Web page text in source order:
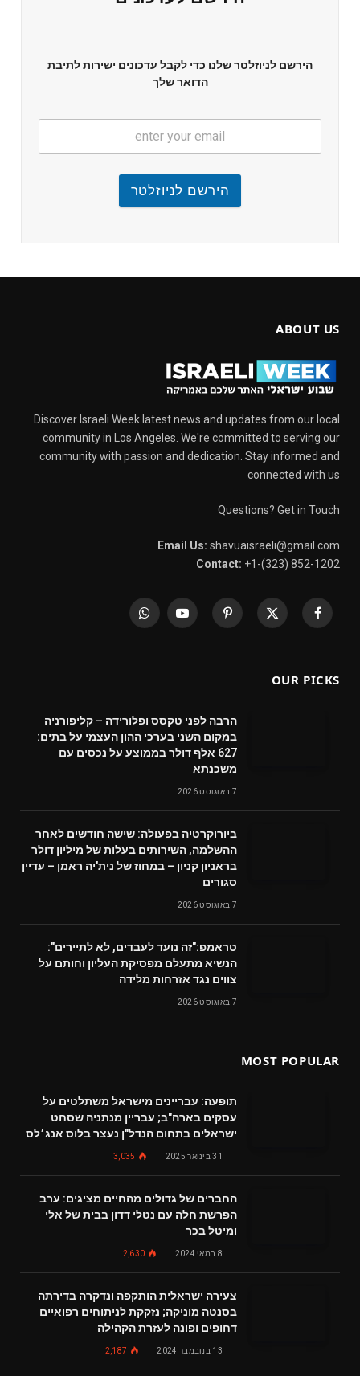
הירשם לניוזלטר שלנו כדי לקבל עדכונים ישירות לתיבת
הדואר שלך
הירשם לניוזלטר
ABOUT US
Discover Israeli Week latest news and updates from our local
community in Los Angeles. We're committed to serving our
community with passion and dedication. Stay informed and
connected with us
Questions? Get in Touch
Email Us: shavuaisraeli@gmail.com
Contact: +1-(323) 852-1202
Facebook
X
Pinterest
YouTube
WhatsApp
OUR PICKS
הרבה לפני טקסס ופלורידה – קליפורניה
במקום השני בערכי ההון העצמי על בתים:
627 אלף דולר בממוצע על נכסים עם
משכנתא
7 באוגוסט 2026
ביורוקרטיה בפעולה: שישה חודשים לאחר
ההשלמה, השירותים בעלות של מיליון דולר
בראניון קניון – במחוז של נית'יה ראמן – עדיין
סגורים
7 באוגוסט 2026
טראמפ:"זה נועד לעבדים, לא לתיירים":
הנשיא מתעלם מפסיקת העליון וחותם על
צווים נגד אזרחות מלידה
7 באוגוסט 2026
MOST POPULAR
תופעה: עבריינים מישראל משתלטים על
עסקים בארה"ב; עבריין מנתניה שסחט
ישראלים בתחום הנדל"ן נעצר בלוס אנג׳לס
31 בינואר 2025 3,035
החברים של גדולים מהחיים מציגים: ערב
הפרשת חלה עם נטלי דדון בבית של אלי
ומיטל בכר
8 במאי 2024 2,630
צעירה ישראלית הותקפה ונדקרה בדירתה
בסנטה מוניקה; נזקקת לניתוחים רפואיים
דחופים ופונה לעזרת הקהילה
13 בנובמבר 2024 2,187